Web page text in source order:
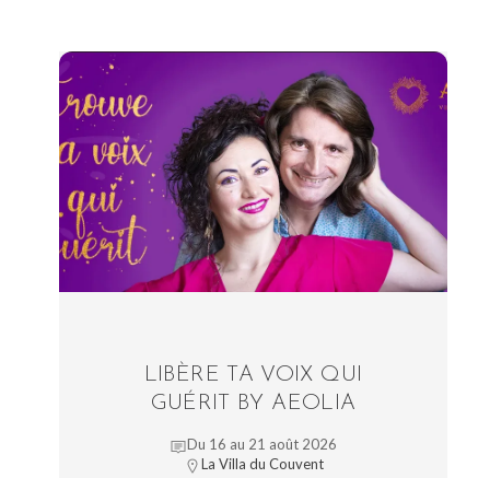
LIBÈRE TA VOIX QUI
GUÉRIT BY AEOLIA
Du 16 au 21 août 2026
La Villa du Couvent